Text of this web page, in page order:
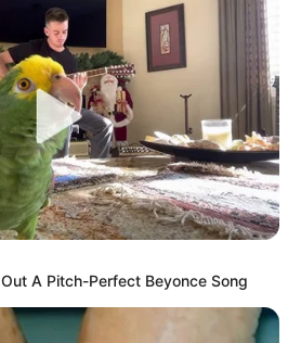
SUELTEN EL TACO DE
VA A ENFRÍAR Y
PORQUE SE NOS
¡ESTO NO ES UN
A Pitch-Perfect Beyonce Song